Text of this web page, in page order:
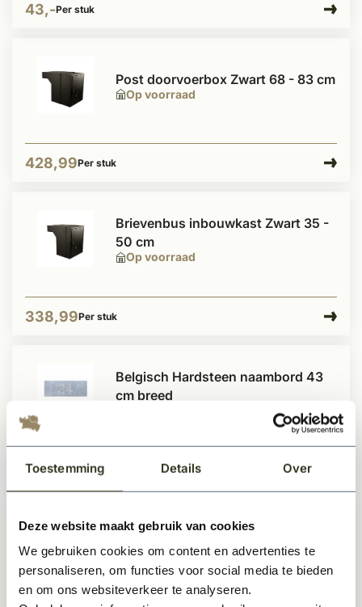
Toestemming Details Over
Deze website maakt gebruik van cookies
We gebruiken cookies om content en advertenties te
personaliseren, om functies voor social media te bieden
en om ons websiteverkeer te analyseren.
43,-Per stuk
Op voorraad
Post doorvoerbox Zwart 68 - 83 cm
428,99Per stuk
Op voorraad
Brievenbus inbouwkast Zwart 35 -
50 cm
338,99Per stuk
Belgisch Hardsteen naambord 43
cm breed
54,99Per stuk
Op voorraad
Brievenbus inbouwkast Antra 35 -
50 cm